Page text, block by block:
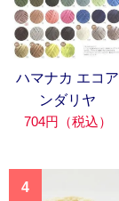
ハマナカ エコア
ンダリヤ
704円（税込）
4